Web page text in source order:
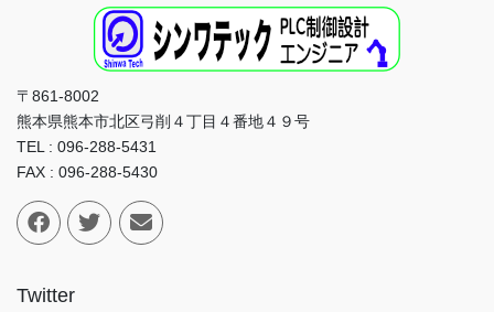
〒861-8002
熊本県熊本市北区弓削４丁目４番地４９号
TEL : 096-288-5431
FAX : 096-288-5430
Twitter